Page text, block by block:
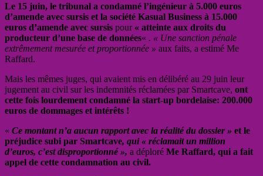
Le 15 juin, le tribunal a condamné l’ingénieur à 5.000 euros
d’amende avec sursis et la société Kasual Business à 15.000
euros d’amende avec sursis pour « atteinte aux droits du
producteur d’une base de données« . « Une sanction pénale
extrêmement mesurée et proportionnée » aux faits, a estimé Me
Raffard.
Mais les mêmes juges, qui avaient mis en délibéré au 29 juin leur
jugement au civil sur les indemnités réclamées par Smartcave, ont
cette fois lourdement condamné la start-up bordelaise: 200.000
euros de dommages et intérêts !
« Ce montant n’a aucun rapport avec la réalité du dossier » et le
préjudice subi par Smartcave, qui « réclamait un million
d’euros, c’est disproportionné », a déploré Me Raffard, qui a fait
appel de cette condamnation au civil.